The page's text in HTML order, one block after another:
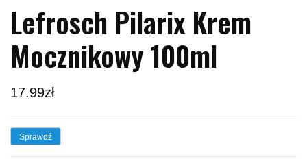
Lefrosch Pilarix Krem
Mocznikowy 100ml
17.99zł
Sprawdź